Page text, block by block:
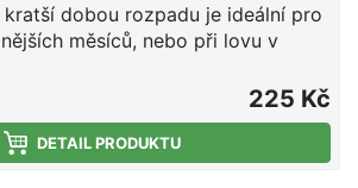
kratší dobou rozpadu je ideální pro
měsíců, nebo při lovu v
vysoce kvalitní produkt, při kterém
pletení nedochází ke svévolnému
zároveň se výborně plní i velmi
čímž budete moci spolu s
225 Kč
DETAIL PRODUKTU